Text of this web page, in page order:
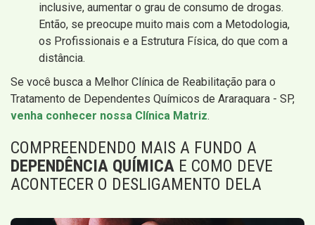
inclusive, aumentar o grau de consumo de drogas.
Então, se preocupe muito mais com a Metodologia,
os Profissionais e a Estrutura Física, do que com a
distância.
Se você busca a Melhor Clínica de Reabilitação para o
Tratamento de Dependentes Químicos de Araraquara - SP,
venha conhecer nossa Clínica Matriz.
COMPREENDENDO MAIS A FUNDO A
DEPENDÊNCIA QUÍMICA E COMO DEVE
ACONTECER O DESLIGAMENTO DELA